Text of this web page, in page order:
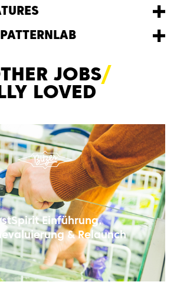
JOBS
LOVED
Einführung,
& Relaunch